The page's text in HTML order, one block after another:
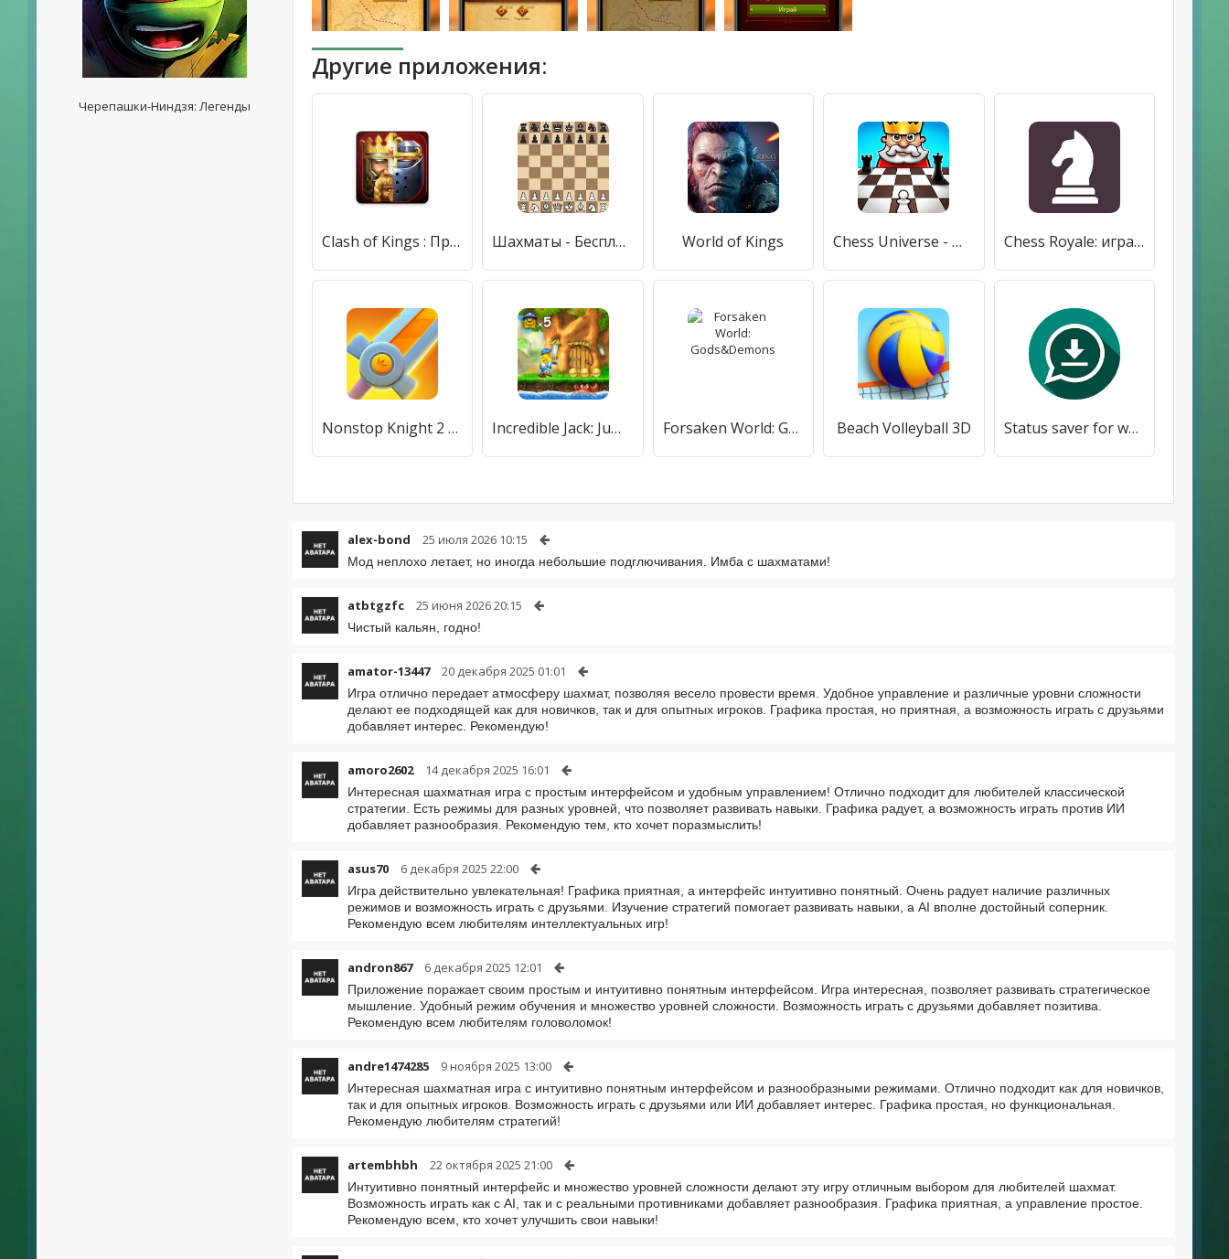
Черепашки-Ниндзя: Легенды
Другие приложения:
Clash of Kings : Празднование юбилея Шахматы - Бесплатная Стратегия Настольная Игра World of Kings Chess Universe - Шахматы: Играй онлайн и офлайн Chess Royale: играй в шахматы онлайн
Nonstop Knight 2 - Action RPG Incredible Jack: Jump & Run Forsaken World: Gods&Demons Beach Volleyball 3D Status saver for whatsapp
alex-bond 25 июля 2026 10:15
Мод неплохо летает, но иногда небольшие подглючивания. Имба с шахматами!
atbtgzfc 25 июня 2026 20:15
Чистый кальян, годно!
amator-13447 20 декабря 2025 01:01
Игра отлично передает атмосферу шахмат, позволяя весело провести время. Удобное управление и различные уровни сложности
делают ее подходящей как для новичков, так и для опытных игроков. Графика простая, но приятная, а возможность играть с друзьями
добавляет интерес. Рекомендую!
amoro2602 14 декабря 2025 16:01
Интересная шахматная игра с простым интерфейсом и удобным управлением! Отлично подходит для любителей классической
стратегии. Есть режимы для разных уровней, что позволяет развивать навыки. Графика радует, а возможность играть против ИИ
добавляет разнообразия. Рекомендую тем, кто хочет поразмыслить!
asus70 6 декабря 2025 22:00
Игра действительно увлекательная! Графика приятная, а интерфейс интуитивно понятный. Очень радует наличие различных
режимов и возможность играть с друзьями. Изучение стратегий помогает развивать навыки, а AI вполне достойный соперник.
Рекомендую всем любителям интеллектуальных игр!
andron867 6 декабря 2025 12:01
Приложение поражает своим простым и интуитивно понятным интерфейсом. Игра интересная, позволяет развивать стратегическое
мышление. Удобный режим обучения и множество уровней сложности. Возможность играть с друзьями добавляет позитива.
Рекомендую всем любителям головоломок!
andre1474285 9 ноября 2025 13:00
Интересная шахматная игра с интуитивно понятным интерфейсом и разнообразными режимами. Отлично подходит как для новичков,
так и для опытных игроков. Возможность играть с друзьями или ИИ добавляет интерес. Графика простая, но функциональная.
Рекомендую любителям стратегий!
artembhbh 22 октября 2025 21:00
Интуитивно понятный интерфейс и множество уровней сложности делают эту игру отличным выбором для любителей шахмат.
Возможность играть как с AI, так и с реальными противниками добавляет разнообразия. Графика приятная, а управление простое.
Рекомендую всем, кто хочет улучшить свои навыки!